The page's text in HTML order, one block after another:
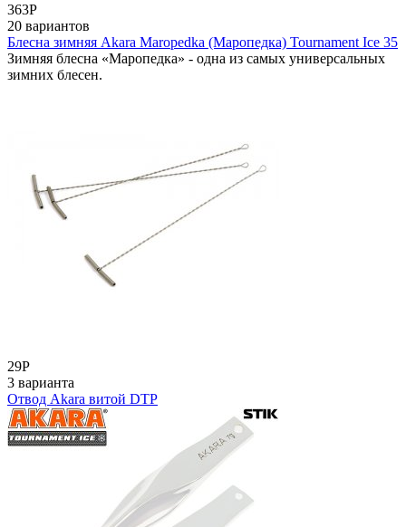
363Р
20 вариантов
Блесна зимняя Akara Maropedka (Маропедка) Tournament Ice 35
Зимняя блесна «Маропедка» - одна из самых универсальных
зимних блесен.
29Р
3 варианта
Отвод Akara витой DTP